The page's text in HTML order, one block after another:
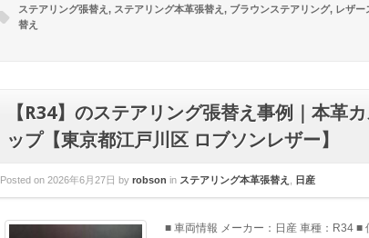
ステアリング張替え , ステアリング本革張替え , ブラウンステアリング, レザー
替え
【R34】のステアリング張替え事例｜本革
ップ【東京都江戸川区 ロブソンレザー】
Posted on 2026年6月27日 by robson in ステアリング本革張替え 日産
■ 車両情報 メーカー：日産 車種：R34 ■